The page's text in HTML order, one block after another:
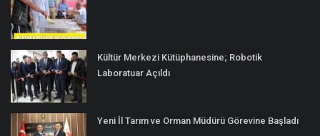
Kültür Merkezi Kütüphanesine; Robotik
Laboratuar Açıldı
Yeni İl Tarım ve Orman Müdürü Görevine Başladı